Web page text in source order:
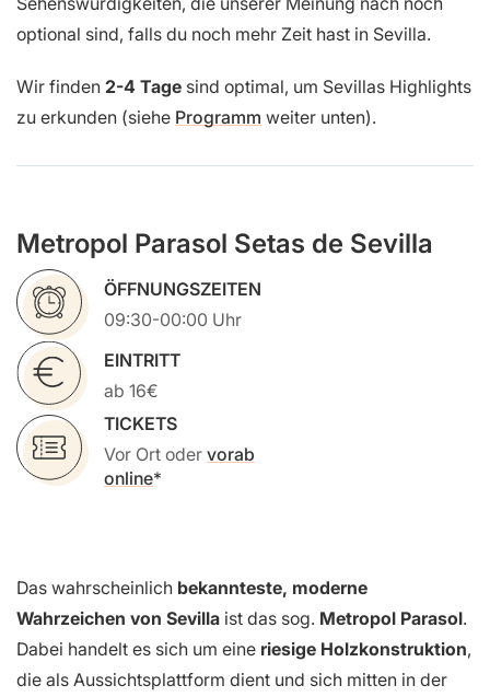
optional sind, falls du noch mehr Zeit hast in Sevilla.
Wir finden 2-4 Tage sind optimal, um Sevillas Highlights
zu erkunden (siehe Programm weiter unten).
Metropol Parasol Setas de Sevilla
ÖFFNUNGSZEITEN
09:30-00:00 Uhr
EINTRITT
ab 16€
TICKETS
Vor Ort oder vorab
online
Das wahrscheinlich bekannteste, moderne
Wahrzeichen von Sevilla ist das sog. Metropol Parasol.
Dabei handelt es sich um eine riesige Holzkonstruktion,
die als Aussichtsplattform dient und sich mitten in der